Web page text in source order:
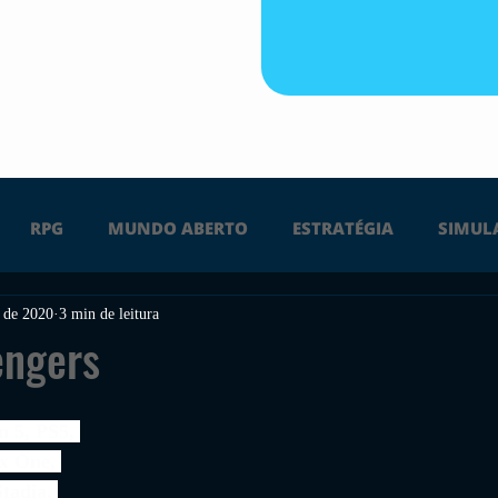
RPG MUNDO ABERTO ESTRATÉGIA
PS4 PS5
2020 3 min de leitura